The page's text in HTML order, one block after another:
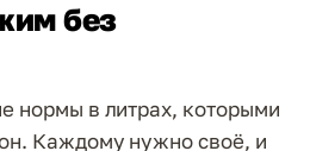
без
нормы в литрах, которыми
Каждому нужно своё, и